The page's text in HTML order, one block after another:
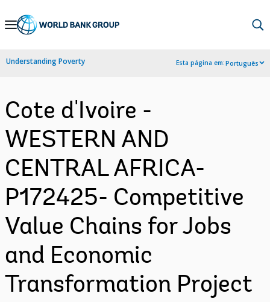
Skip
Navigation
Understanding Poverty Esta página em:Português
Cote d'Ivoire -
WESTERN AND
CENTRAL AFRICA-
P172425- Competitive
Value Chains for Jobs
and Economic
Transformation Project